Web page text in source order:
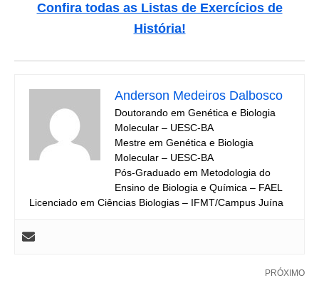
Confira todas as Listas de Exercícios de
História!
Anderson Medeiros Dalbosco
Doutorando em Genética e Biologia
Molecular – UESC-BA
Mestre em Genética e Biologia
Molecular – UESC-BA
Pós-Graduado em Metodologia do
Ensino de Biologia e Química – FAEL
Licenciado em Ciências Biologias – IFMT/Campus Juína
PRÓXIMO